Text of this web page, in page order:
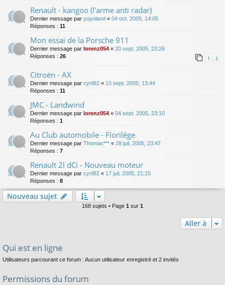
Renault - kangoo (l'arme anti radar)
Dernier message par yoyoland « 04 oct. 2005, 14:05
Réponses : 11
Mon essai de la Porsche 911
Dernier message par lorenz054 « 20 sept. 2005, 23:26
Réponses : 26 1 2
Citroën - AX
Dernier message par cyril92 « 15 sept. 2005, 13:44
Réponses : 11
JMC - Landwind
Dernier message par lorenz054 « 04 sept. 2005, 23:10
Réponses : 1
Au Club automobile - Florilège
Dernier message par Thomax*** « 28 juil. 2005, 23:47
Réponses : 7
Renault 2l dCi - Nouveau moteur
Dernier message par cyril92 « 17 juil. 2005, 21:15
Réponses : 8
Nouveau sujet
168 sujets • Page 1 sur 1
Aller à
Qui est en ligne
Utilisateurs parcourant ce forum : Aucun utilisateur enregistré et 2 invités
Permissions du forum